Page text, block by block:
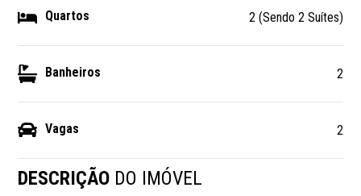
Quartos 2 (Sendo 2 Suítes)
Banheiros 2
Vagas 2
DESCRIÇÃO DO IMÓVEL